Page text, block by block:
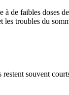
de faibles doses
troubles du
souvent